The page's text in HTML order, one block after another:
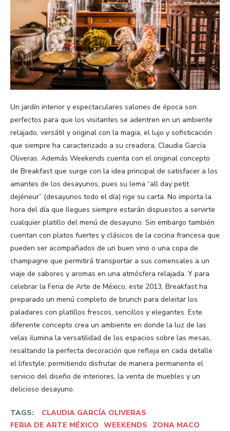
Un jardín interior y espectaculares salones de época son
perfectos para que los visitantes se adentren en un ambiente
relajado, versátil y original con la magia, el lujo y sofisticación
que siempre ha caracterizado a su creadora, Claudia García
Oliveras. Además Weekends cuenta con el original concepto
de Breakfast que surge con la idea principal de satisfacer a los
amantes de los desayunos, pues su lema “all day petit
dejéneur” (desayunos todo el día) rige su carta. No importa la
hora del día que llegues siempre estarán dispuestos a servirte
cualquier platillo del menú de desayuno. Sin embargo también
cuentan con platos fuertes y clásicos de la cocina francesa que
pueden ser acompañados de un buen vino o una copa de
champagne que permitirá transportar a sus comensales a un
viaje de sabores y aromas en una atmósfera relajada. Y para
celebrar la Feria de Arte de México, este 2013, Breakfast ha
preparado un menú completo de brunch para deleitar los
paladares con platillos frescos, sencillos y elegantes. Este
diferente concepto crea un ambiente en donde la luz de las
velas ilumina la versatilidad de los espacios sobre las mesas,
resaltando la perfecta decoración que refleja en cada detalle
el lifestyle; permitiendo disfrutar de manera permanente el
servicio del diseño de interiores, la venta de muebles y un
delicioso desayuno.
TAGS:
CLAUDIA GARCÍA OLIVERAS
FERIA DE ARTE MÉXICO WEEKENDS ZONA MACO